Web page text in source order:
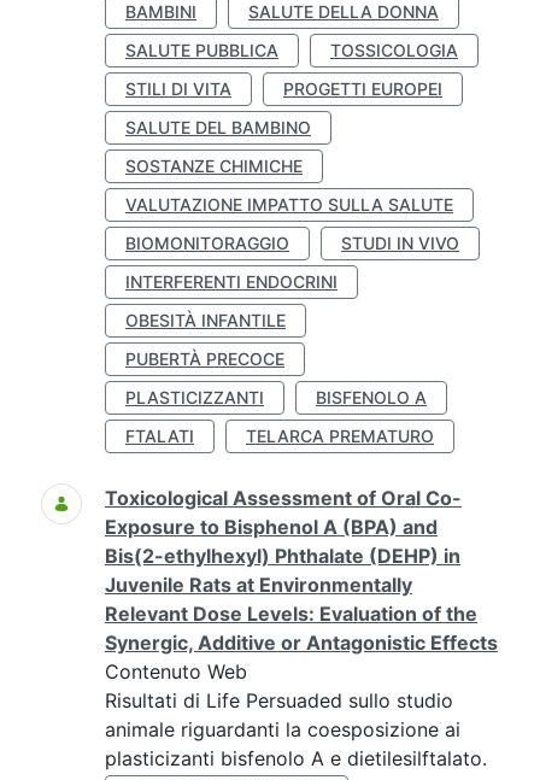
BAMBINI
SALUTE DELLA DONNA
SALUTE PUBBLICA
TOSSICOLOGIA
STILI DI VITA
PROGETTI EUROPEI
SALUTE DEL BAMBINO
SOSTANZE CHIMICHE
VALUTAZIONE IMPATTO SULLA SALUTE
BIOMONITORAGGIO
STUDI IN VIVO
INTERFERENTI ENDOCRINI
OBESITÀ INFANTILE
PUBERTÀ PRECOCE
PLASTICIZZANTI
BISFENOLO A
FTALATI
TELARCA PREMATURO
Toxicological Assessment of Oral Co-
Exposure to Bisphenol A (BPA) and
Bis(2-ethylhexyl) Phthalate (DEHP) in
Juvenile Rats at Environmentally
Relevant Dose Levels: Evaluation of the
Synergic, Additive or Antagonistic Effects
Contenuto Web
Risultati di Life Persuaded sullo studio
animale riguardanti la coesposizione ai
plasticizanti bisfenolo A e dietilesilftalato.